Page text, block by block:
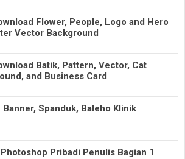
Flower, People, Logo and Hero
Vector Background
Batik, Pattern, Vector, Cat
and Business Card
Banner, Spanduk, Baleho Klinik
Pribadi Penulis Bagian 1